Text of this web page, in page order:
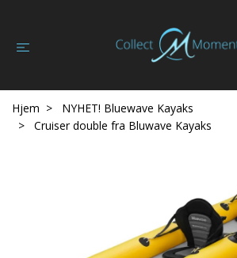
Hjem
NYHET! Bluewave Kayaks
Cruiser double fra Bluwave Kayaks